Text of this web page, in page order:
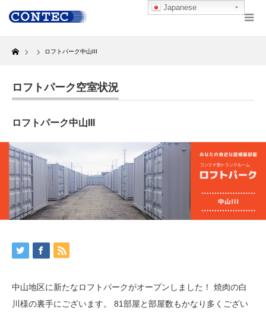
Home
ロフトパーク中山III
ロフトパーク空室状況
ロフトパーク中山III
中山地区に新たなロフトパークがオープンしました！ 焼肉の白
川様の裏手にございます。 81部屋と部屋数もかなり多くござい
Japanese